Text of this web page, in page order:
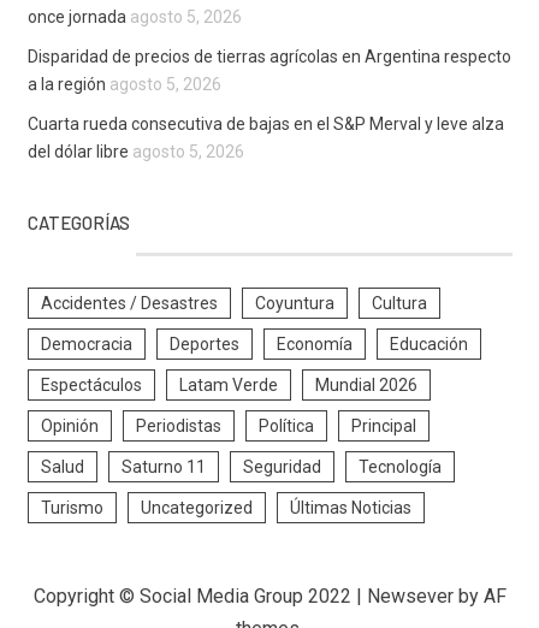
once jornada agosto 5, 2026
Disparidad de precios de tierras agrícolas en Argentina respecto
a la región agosto 5, 2026
Cuarta rueda consecutiva de bajas en el S&P Merval y leve alza
del dólar libre agosto 5, 2026
CATEGORÍAS
Accidentes / Desastres Coyuntura Cultura
Democracia Deportes Economía Educación
Espectáculos Latam Verde Mundial 2026
Opinión Periodistas Política Principal
Salud Saturno 11 Seguridad Tecnología
Turismo Uncategorized Últimas Noticias
Copyright © Social Media Group 2022 | Newseverby AF